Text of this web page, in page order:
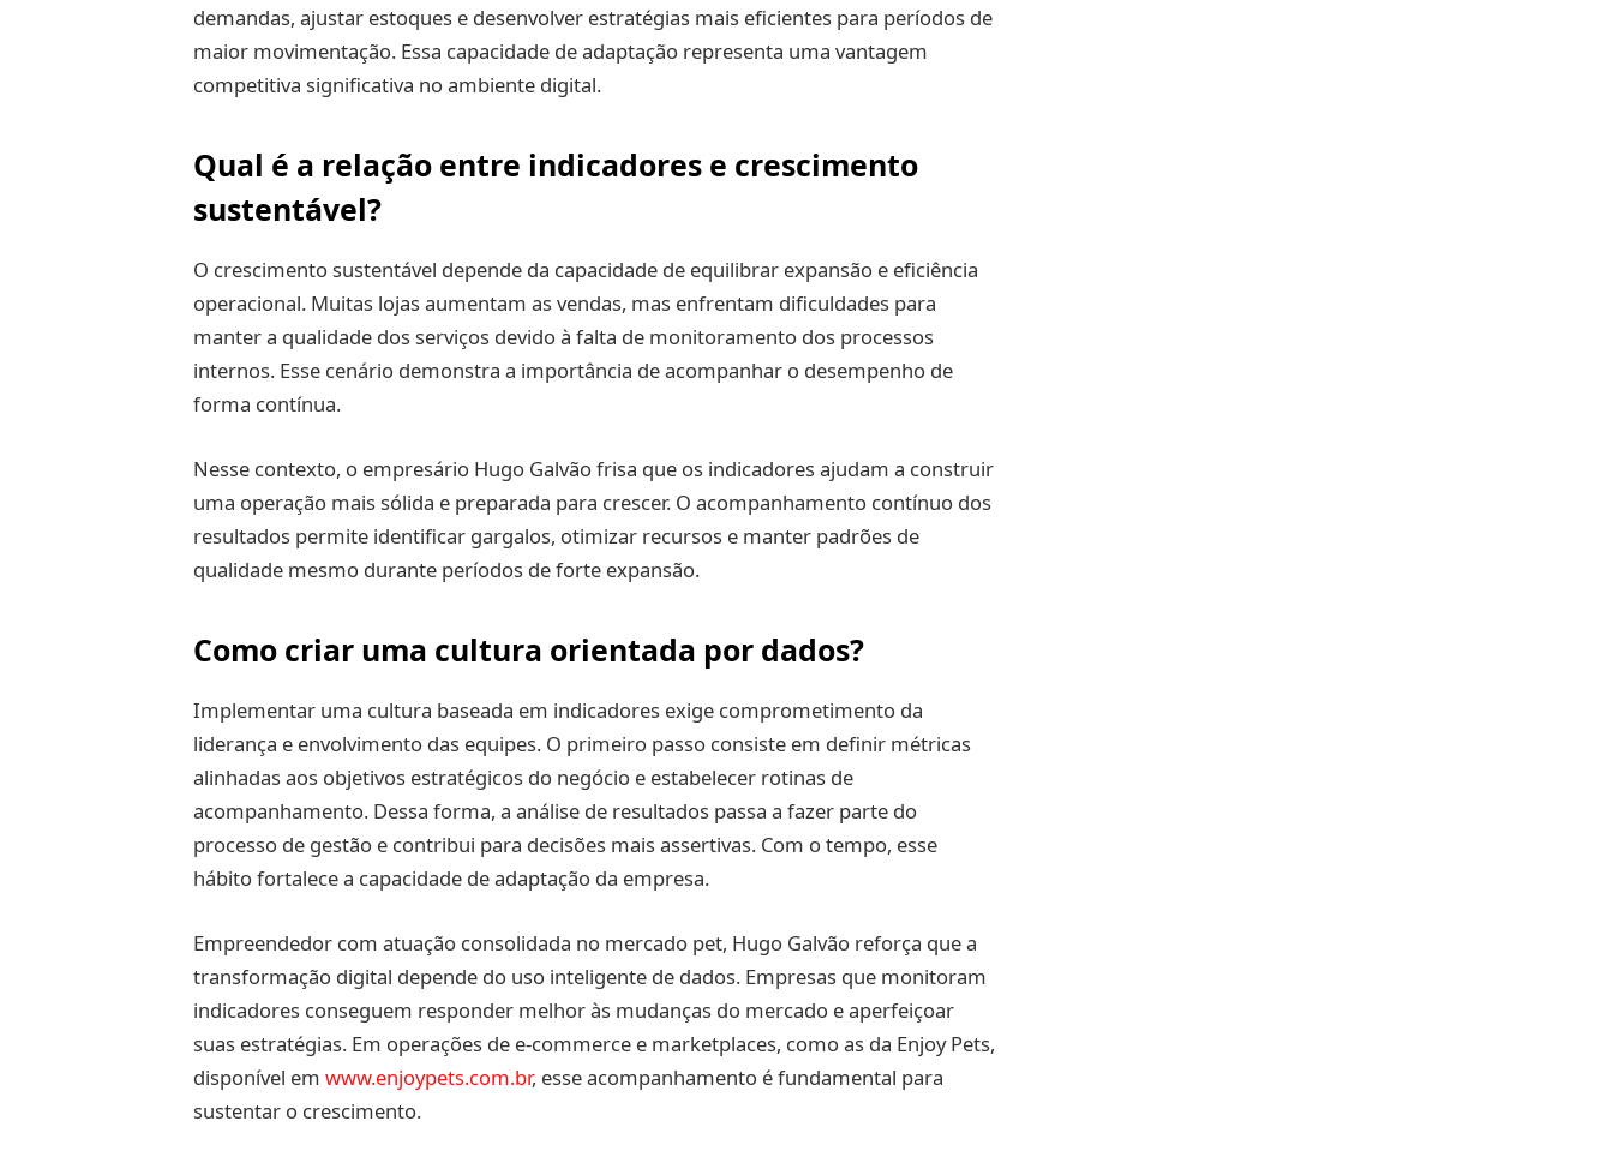
demandas, ajustar estoques e desenvolver estratégias mais eficientes para períodos de
maior movimentação. Essa capacidade de adaptação representa uma vantagem
competitiva significativa no ambiente digital.
Qual é a relação entre indicadores e crescimento
sustentável?
O crescimento sustentável depende da capacidade de equilibrar expansão e eficiência
operacional. Muitas lojas aumentam as vendas, mas enfrentam dificuldades para
manter a qualidade dos serviços devido à falta de monitoramento dos processos
internos. Esse cenário demonstra a importância de acompanhar o desempenho de
forma contínua.
Nesse contexto, o empresário Hugo Galvão frisa que os indicadores ajudam a construir
uma operação mais sólida e preparada para crescer. O acompanhamento contínuo dos
resultados permite identificar gargalos, otimizar recursos e manter padrões de
qualidade mesmo durante períodos de forte expansão.
Como criar uma cultura orientada por dados?
Implementar uma cultura baseada em indicadores exige comprometimento da
liderança e envolvimento das equipes. O primeiro passo consiste em definir métricas
alinhadas aos objetivos estratégicos do negócio e estabelecer rotinas de
acompanhamento. Dessa forma, a análise de resultados passa a fazer parte do
processo de gestão e contribui para decisões mais assertivas. Com o tempo, esse
hábito fortalece a capacidade de adaptação da empresa.
Empreendedor com atuação consolidada no mercado pet, Hugo Galvão reforça que a
transformação digital depende do uso inteligente de dados. Empresas que monitoram
indicadores conseguem responder melhor às mudanças do mercado e aperfeiçoar
suas estratégias. Em operações de e-commerce e marketplaces, como as da Enjoy Pets,
disponível em www.enjoypets.com.br, esse acompanhamento é fundamental para
sustentar o crescimento.